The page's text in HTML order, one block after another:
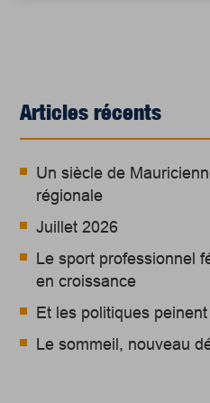
Articles récents
Un siècle de
régionale
Juillet 2026
Le sport professionnel
en croissance
Et les politiques
Le sommeil, nouveau